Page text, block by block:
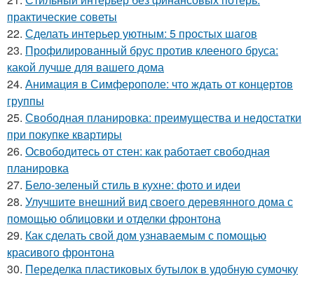
практические советы
22. Сделать интерьер уютным: 5 простых шагов
23. Профилированный брус против клееного бруса:
какой лучше для вашего дома
24. Анимация в Симферополе: что ждать от концертов
группы
25. Свободная планировка: преимущества и недостатки
при покупке квартиры
26. Освободитесь от стен: как работает свободная
планировка
27. Бело-зеленый стиль в кухне: фото и идеи
28. Улучшите внешний вид своего деревянного дома с
помощью облицовки и отделки фронтона
29. Как сделать свой дом узнаваемым с помощью
красивого фронтона
30. Переделка пластиковых бутылок в удобную сумочку